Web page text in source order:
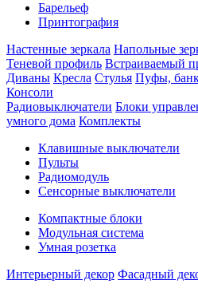
Барельеф
Принтография
Настенные зеркала Напольные
Теневой профиль Встраиваемый
Диваны Кресла Стулья Пуфы,
Консоли
Радиовыключатели Блоки
умного дома Комплекты
Клавишные выключатели
Пульты
Радиомодуль
Сенсорные выключатели
Компактные блоки
Модульная система
Умная розетка
Интерьерный декор Фасадный